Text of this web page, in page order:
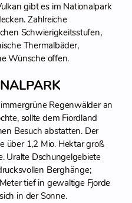
gibt es im Nationalpark
Zahlreiche
Schwierigkeitsstufen,
Thermalbäder,
Wünsche offen.
Regenwälder an
sollte dem Fiordland
Besuch abstatten. Der
über 1,2 Mio. Hektar groß
Uralte Dschungelgebiete
Berghänge;
tief in gewaltige Fjorde
in der Sonne.